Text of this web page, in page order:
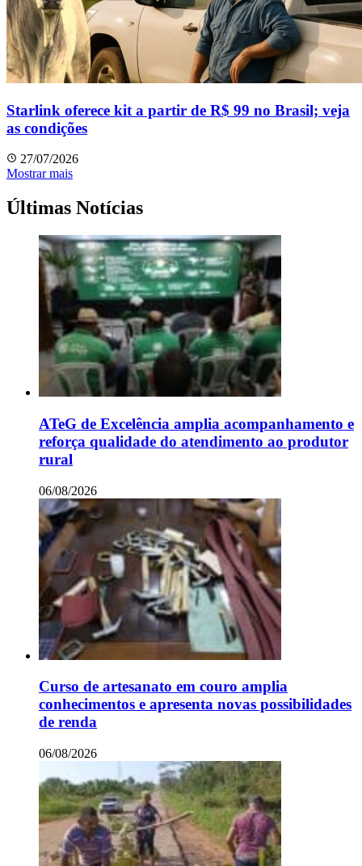
Starlink oferece kit a partir de R$ 99 no Brasil; veja
as condições
27/07/2026
Mostrar mais
Últimas Notícias
ATeG de Excelência amplia acompanhamento e
reforça qualidade do atendimento ao produtor
rural
06/08/2026
Curso de artesanato em couro amplia
conhecimentos e apresenta novas possibilidades
de renda
06/08/2026